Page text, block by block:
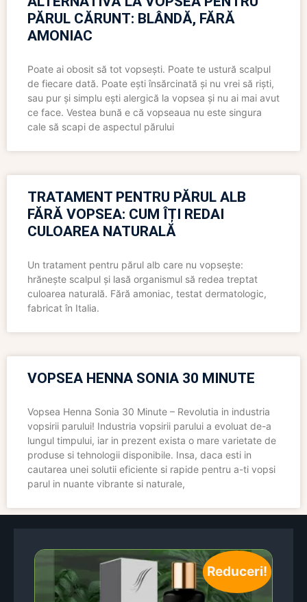
PĂRUL CĂRUNT: BLÂNDĂ, FĂRĂ
AMONIAC
Poate ai obosit să tot vopsești. Poate te ustură scalpul
de fiecare dată. Poate ești însărcinată și nu vrei să riști,
sau pur și simplu ești alergică la vopsea și nu ai mai avut
ce face. Vestea bună e că vopseaua nu este singura
cale să scapi de aspectul părului
TRATAMENT PENTRU PĂRUL ALB
FĂRĂ VOPSEA: CUM ÎȚI REDAI
CULOAREA NATURALĂ
Un tratament pentru părul alb care nu vopsește:
hrănește scalpul și lasă organismul să redea treptat
culoarea naturală. Fără amoniac, testat dermatologic,
fabricat în Italia.
VOPSEA HENNA SONIA 30 MINUTE
Vopsea Henna Sonia 30 Minute – Revolutia in industria
vopsirii parului! Industria vopsirii parului a evoluat de-a
lungul timpului, iar in prezent exista o mare varietate de
produse si tehnologii disponibile. Insa, daca esti in
cautarea unei solutii eficiente si rapide pentru a-ti vopsi
parul in nuante vibrante si naturale,
Reduceri!